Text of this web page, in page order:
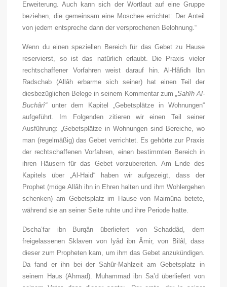
Erweiterung. Auch kann sich der Wortlaut auf eine Gruppe
beziehen, die gemeinsam eine Moschee errichtet: Der Anteil
von jedem entspreche dann der versprochenen Belohnung.“
Wenn du einen speziellen Bereich für das Gebet zu Hause
reservierst, so ist das natürlich erlaubt. Die Praxis vieler
rechtschaffener Vorfahren weist darauf hin. Al-Hâfidh Ibn
Radschab (Allâh erbarme sich seiner) hat einen Teil der
diesbezüglichen Belege in seinem Kommentar zum „Sahîh Al-
Buchârî“unter dem Kapitel „Gebetsplätze in Wohnungen“
aufgeführt. Im Folgenden zitieren wir einen Teil seiner
Ausführung: „Gebetsplätze in Wohnungen sind Bereiche, wo
man (regelmäßig) das Gebet verrichtet. Es gehörte zur Praxis
der rechtschaffenen Vorfahren, einen bestimmten Bereich in
ihren Häusern für das Gebet vorzubereiten. Am Ende des
Kapitels über „Al-Haid“ haben wir aufgezeigt, dass der
Prophet (möge Allâh ihn in Ehren halten und ihm Wohlergehen
schenken) am Gebetsplatz im Hause von Maimûna betete,
während sie an seiner Seite ruhte und ihre Periode hatte.
Dscha’far ibn Burqân überliefert von Schaddâd, dem
freigelassenen Sklaven von Iyâd ibn Âmir, von Bilâl, dass
dieser zum Propheten kam, um ihm das Gebet anzukündigen.
Da fand er ihn bei der Sahûr-Mahlzeit am Gebetsplatz in
seinem Haus (Ahmad). Muhammad ibn Sa’d überliefert von